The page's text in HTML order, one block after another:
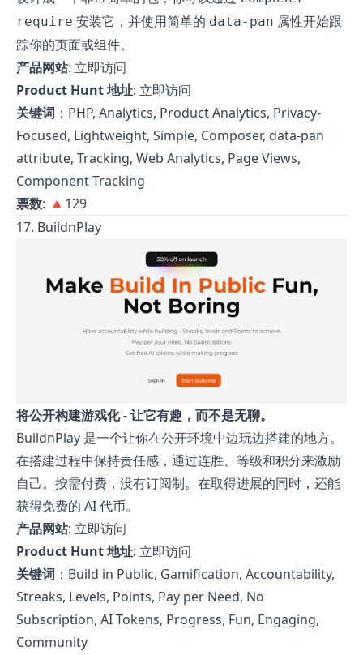
require 安装它，并使用简单的 data- pan 属性开始跟
踪你的页面或组件。
产品网站: 立即访问
Product Hunt 地址: 立即访问
关键词 ：PHP, Analytics, Product Analytics, Privacy-
Focused, Lightweight, Simple, Composer, data-pan
attribute, Tracking, Web Analytics, Page Views,
Component Tracking
票数: 🔺129
17. BuildnPlay
将公开构建游戏化 - 让它有趣，而不是无聊。
BuildnPlay 是一个让你在公开环境中边玩边搭建的地方。
在搭建过程中保持责任感，通过连胜、等级和积分来激励
自己。按需付费，没有订阅制。在取得进展的同时，还能
获得免费的 AI 代币。
产品网站: 立即访问
Product Hunt 地址: 立即访问
关键词 ：Build in Public, Gamification, Accountability,
Streaks, Levels, Points, Pay per Need, No
Subscription, AI Tokens, Progress, Fun, Engaging,
Community